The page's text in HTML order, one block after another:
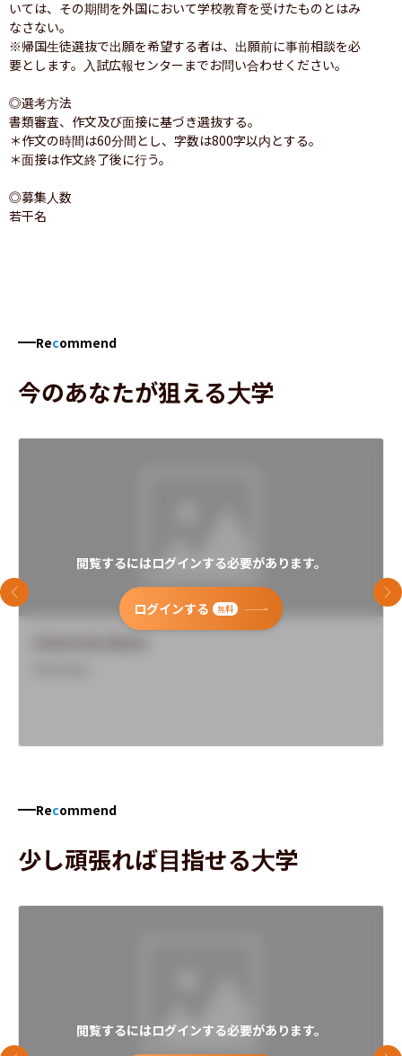
いては、その期間を外国において学校教育を受けたものとはみ
なさない。
※帰国生徒選抜で出願を希望する者は、出願前に事前相談を必
要とします。入試広報センターまでお問い合わせください。
◎選考方法
書類審査、作文及び面接に基づき選抜する。
＊作文の時間は60分間とし、字数は800字以内とする。
＊面接は作文終了後に行う。
◎募集人数
若干名
Recommend
今のあなたが狙える大学
閲覧するにはログインする必要があります。
ログインする 無料
前のスライド 次
Recommend
少し頑張れば目指せる大学
閲覧するにはログインする必要があります。